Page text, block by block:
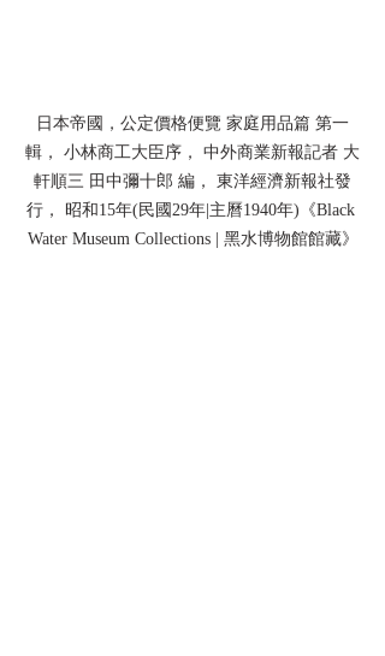
日本帝國，公定價格便覽 家庭用品篇 第一
輯， 小林商工大臣序， 中外商業新報記者 大
軒順三 田中彌十郎 編， 東洋經濟新報社發
行， 昭和15年(民國29年|主曆1940年)《Black
Water Museum Collections | 黑水博物館館藏》